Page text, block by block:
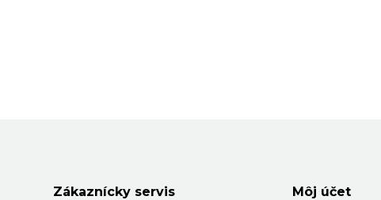
Zákaznícky servis Môj účet